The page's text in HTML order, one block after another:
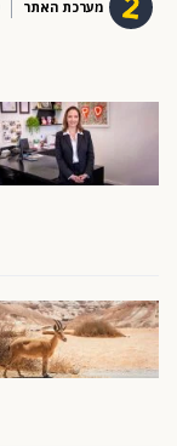
מערכת האתר